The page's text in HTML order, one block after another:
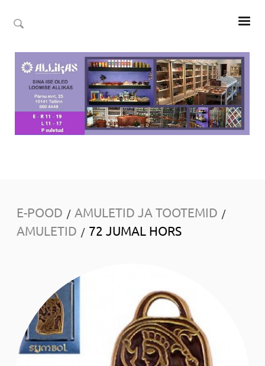
E-POOD / AMULETID JA TOOTEMID /
AMULETID / 72 JUMAL HORS